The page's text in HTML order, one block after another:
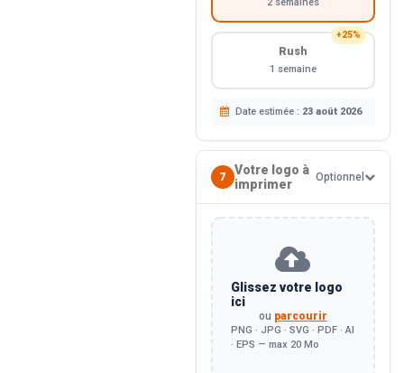
+25%
Rush
1 semaine
Date estimée : 23 août 2026
7
Votre logo à
imprimer
Optionnel
Glissez votre logo
ici
ou parcourir
PNG · JPG · SVG · PDF · AI
· EPS — max 20 Mo